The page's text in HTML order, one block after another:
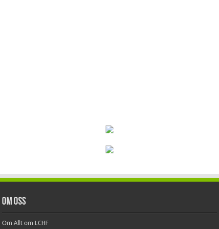
Om oss
Om Allt om LCHF